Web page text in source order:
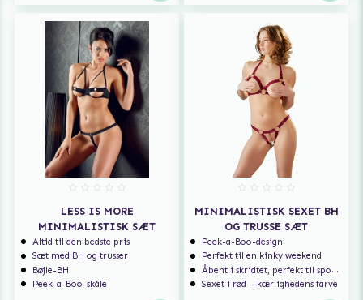
LESS IS MORE
MINIMALISTISK SÆT
Altid til den bedste pris
Sæt med BH og trusser
Bøjle-BH
Peek-a-Boo-skåle
MINIMALISTISK SEXET BH
OG TRUSSE SÆT
Peek-a-Boo-design
Perfekt til en kinky weekend
Åbent i skridtet, perfekt til spontan sex
Sexet i rød – kærlighedens farve